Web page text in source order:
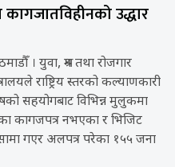
उद्धार
। युवा, श्रम तथा रोजगार
राष्ट्रिय स्तरको कल्याणकारी
सहयोगबाट विभिन्न मुलुकमा
कागजपत्र नभएका र भिजिट
गएर अलपत्र परेका १५५ जना